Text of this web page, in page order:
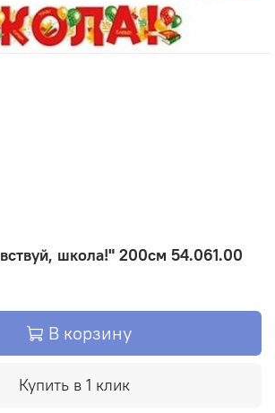
школа!" 200см 54.061.00
В корзину
Купить в 1 клик